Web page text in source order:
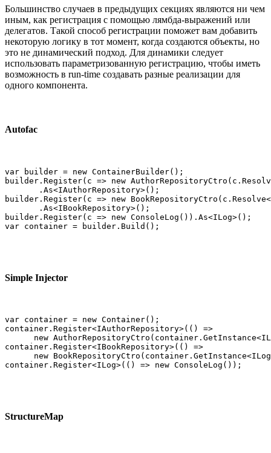
Большинство случаев в предыдущих секциях являются ни чем
иным, как регистрация с помощью лямбда-выражений или
делегатов. Такой способ регистрации поможет вам добавить
некоторую логику в тот момент, когда создаются объекты, но
это не динамический подход. Для динамики следует
использовать параметризованную регистрацию, чтобы иметь
возможность в run-time создавать разные реализации для
одного компонента.
Autofac
var builder = new ContainerBuilder();
builder.Register(c => new
       .As<IAuthorRepository>();
builder.Register(c => new
       .As<IBookRepository>();
builder.Register(c => new ConsoleLog()).As<ILog>();
var container = builder.Build();
Simple Injector
var container = new Container();
container.Register<IAuthorRepository>(() =>
new
container.Register<IBookRepository>(() =>
new
container.Register<ILog>(() => new ConsoleLog());
StructureMap